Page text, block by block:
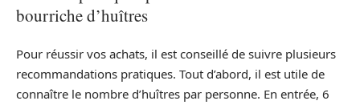
bourriche d’huîtres
Pour réussir vos achats, il est conseillé de suivre plusieurs
recommandations pratiques. Tout d’abord, il est utile de
connaître le nombre d’huîtres par personne. En entrée, 6